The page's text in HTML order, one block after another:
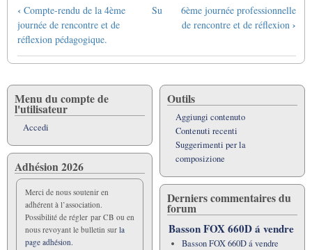
Link
di
attraversamento
del
book
per
5èmes
journées
de
rencontre
et
de
réflexion
pédagogique
‹ Compte-rendu de la 4ème
journée de rencontre et de
réflexion pédagogique.
Su
6ème journée professionnelle
de rencontre et de réflexion ›
Menu du compte de
l'utilisateur
Accedi
Adhésion 2026
Merci de nous soutenir en
adhérent à l’association.
Possibilité de régler par CB ou en
nous revoyant le bulletin sur la
page adhésion.
Outils
Aggiungi contenuto
Contenuti recenti
Suggerimenti per la
composizione
Derniers commentaires du
forum
Basson FOX 660D á vendre
Basson FOX 660D á vendre